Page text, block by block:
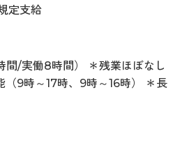
定支給
間/実働8時間） ＊残業ほぼなし
（9時～17時、9時～16時） ＊長